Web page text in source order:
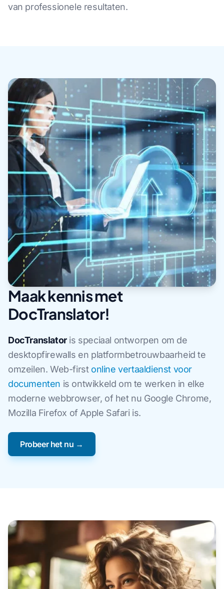
van professionele resultaten.
Maak kennis met
DocTranslator!
DocTranslatoris speciaal ontworpen om de
desktopfirewalls en platformbetrouwbaarheid te
omzeilen. Web-first online vertaaldienst voor
documenten is ontwikkeld om te werken in elke
moderne webbrowser, of het nu Google Chrome,
Mozilla Firefox of Apple Safari is.
Probeer het nu →